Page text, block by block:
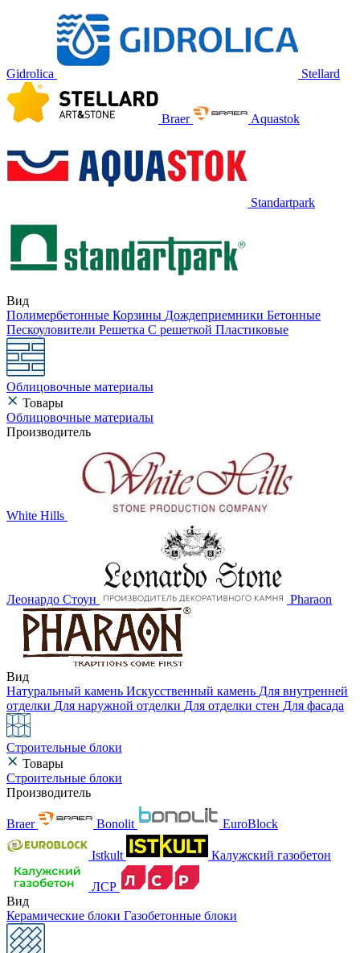
Gidrolica Stellard
Braer Aquastok
Standartpark
Вид
Полимербетонные Корзины Дождеприемники Бетонные
Пескоуловители Решетка С решеткой Пластиковые
Облицовочные материалы
Товары
Облицовочные материалы
Производитель
White Hills
Леонардо Стоун Pharaon
Вид
Натуральный камень Искусственный камень Для внутренней
отделки Для наружной отделки Для отделки стен Для фасада
Строительные блоки
Товары
Строительные блоки
Производитель
Braer Bonolit EuroBlock
Istkult Калужский газобетон
ЛСР
Вид
Керамические блоки Газобетонные блоки